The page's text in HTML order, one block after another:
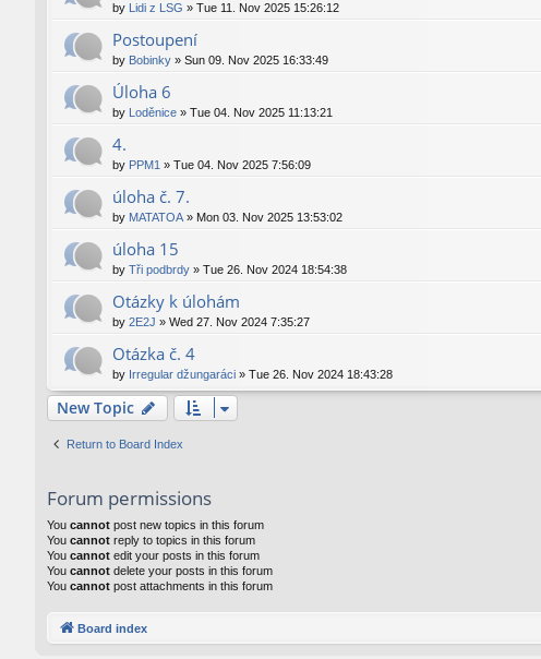
by Lidi z LSG » Tue 11. Nov 2025 15:26:12
Postoupení
by Bobinky » Sun 09. Nov 2025 16:33:49
Úloha 6
by Loděnice » Tue 04. Nov 2025 11:13:21
4.
by PPM1 » Tue 04. Nov 2025 7:56:09
úloha č. 7.
by MATATOA » Mon 03. Nov 2025 13:53:02
úloha 15
by Tři podbrdy » Tue 26. Nov 2024 18:54:38
Otázky k úlohám
by 2E2J » Wed 27. Nov 2024 7:35:27
Otázka č. 4
by Irregular džungaráci » Tue 26. Nov 2024 18:43:28
New Topic
Return to Board Index
Forum permissions
You cannot post new topics in this forum
You cannot reply to topics in this forum
You cannot edit your posts in this forum
You cannot delete your posts in this forum
You cannot post attachments in this forum
Board index